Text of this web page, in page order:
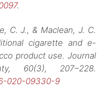
.
C. J., & Maclean, J. C.
cigarette and e-
product use. Journal
60(3), 207–228.
020-09330-9